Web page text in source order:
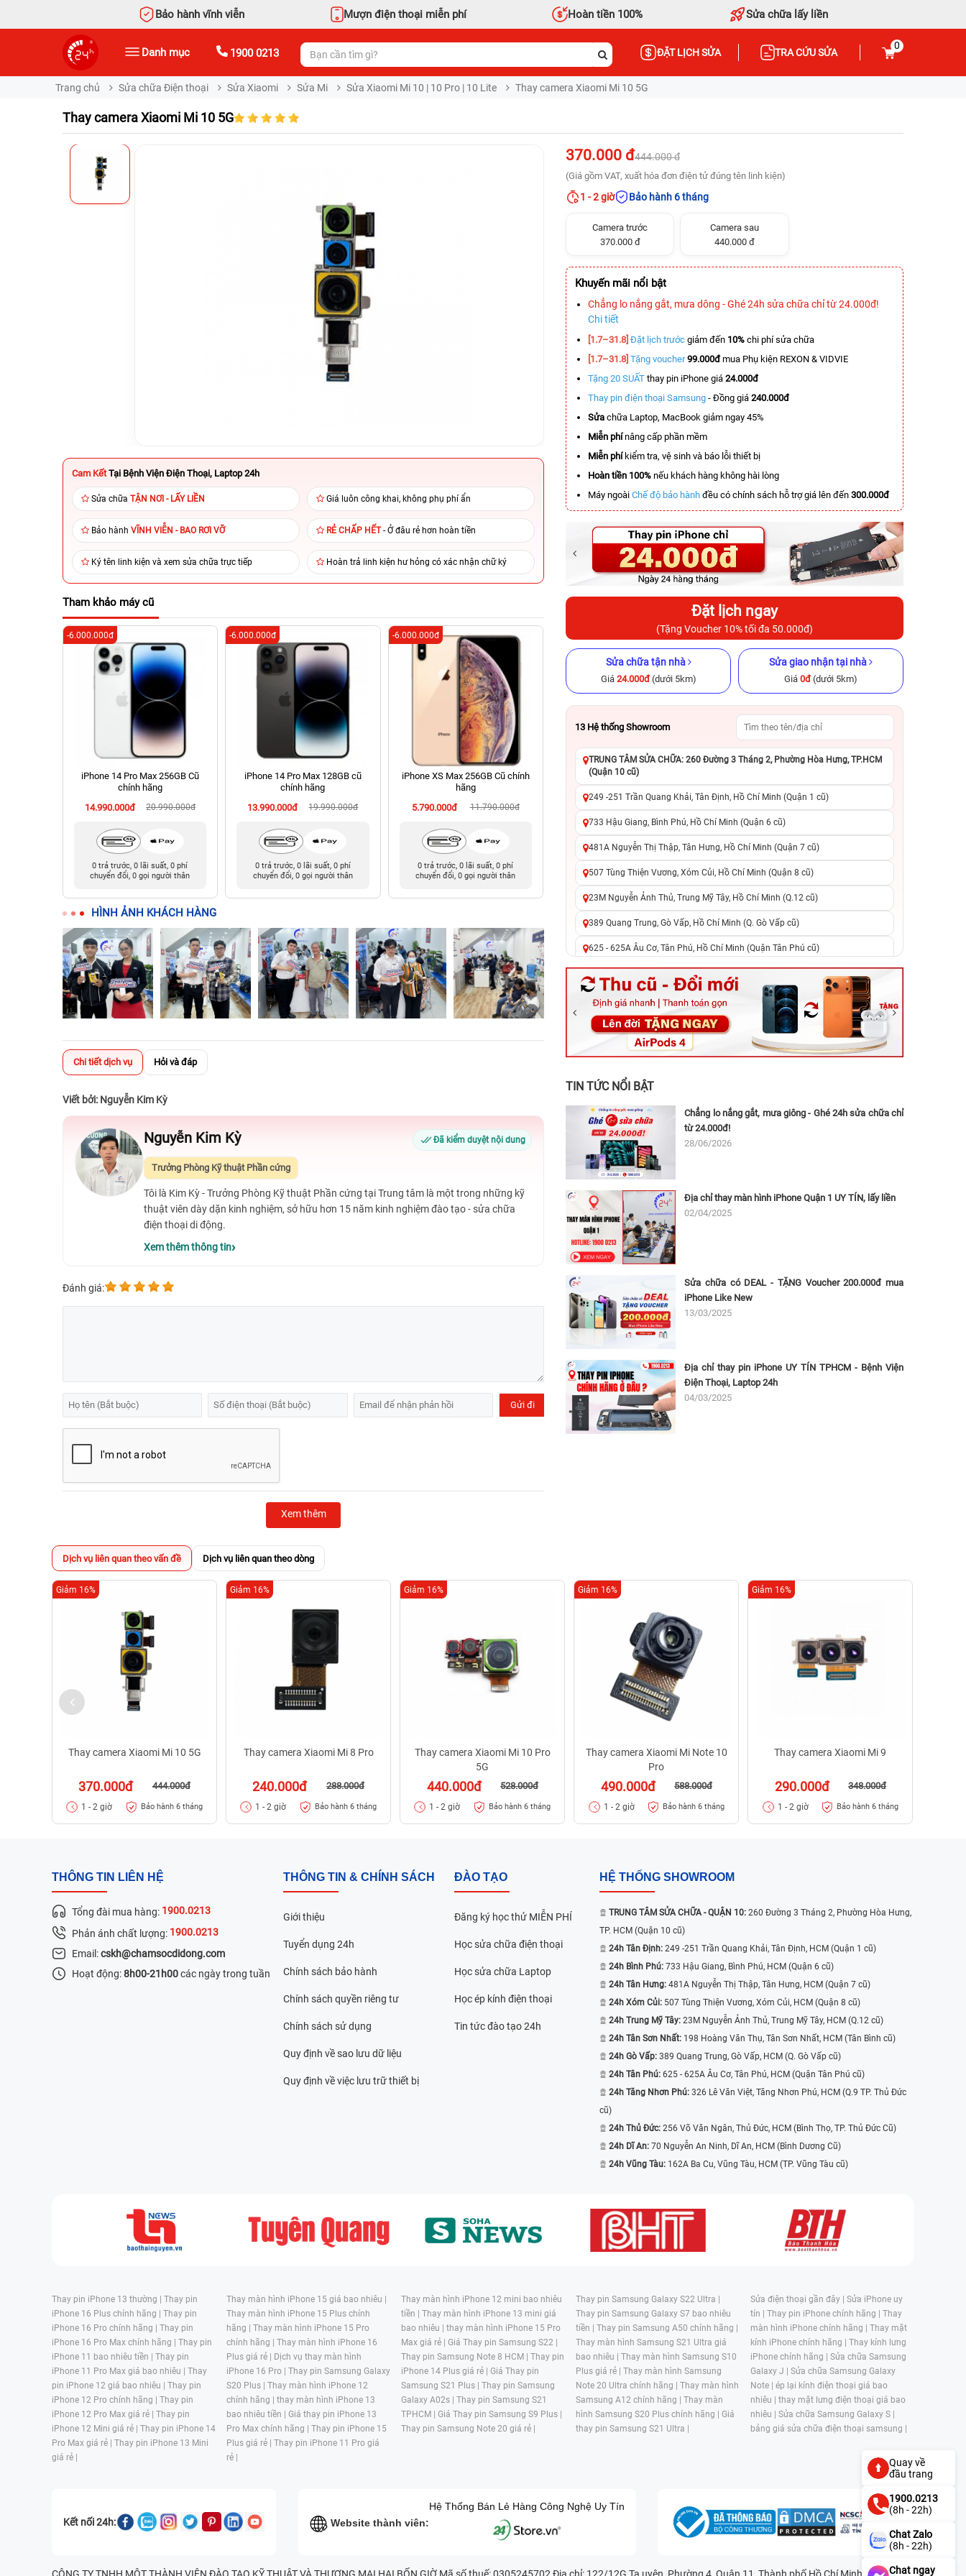
Bảo hành vĩnh viễn Mượn điện thoại miễn phí Hoàn tiền 100% Sửa chữa lấy liền
Danh mục 1900 0213 ĐẶT LỊCH SỬA TRA CỨU SỬA
0
Trang chủ Sửa chữa Điện thoại Sửa Xiaomi Sửa Mi Sửa Xiaomi Mi 10 | 10 Pro | 10 Lite Thay camera Xiaomi Mi 10 5G
Thay camera Xiaomi Mi 10 5G
Cam Kết Tại Bệnh Viện Điện Thoại, Laptop 24h
Sửa chữa TẬN NƠI - LẤY LIỀN Giá luôn công khai, không phụ phí ẩn
Bảo hành VĨNH VIỄN - BAO RƠI VỠ RẺ CHẤP HẾT- Ở đâu rẻ hơn hoàn tiền
Ký tên linh kiện và xem sửa chữa trực tiếp Hoàn trả linh kiện hư hỏng có xác nhận chữ ký
Tham khảo máy cũ
iPhone 14 Pro Max 256GB Cũ
chính hãng
14.990.000đ
20.990.000đ
-6.000.000đ
0 trả trước, 0 lãi suất, 0 phí
chuyển đổi, 0 gọi người thân
iPhone 14 Pro Max 128GB cũ
chính hãng
13.990.000đ
19.990.000đ
-6.000.000đ
0 trả trước, 0 lãi suất, 0 phí
chuyển đổi, 0 gọi người thân
iPhone XS Max 256GB Cũ chính
hãng
5.790.000đ
11.790.000đ
-6.000.000đ
0 trả trước, 0 lãi suất, 0 phí
chuyển đổi, 0 gọi người thân
iPhone XS 64GB Cũ chính hãng
3.590.000đ 9.790.000đ
-6.200.000đ
chuyển đổi, 0 gọi người thân
8.090.000đ 16.390.000đ
-8.300.000đ
chuyển đổi, 0 gọi người thân
-6.000.000đ
HÌNH ẢNH KHÁCH HÀNG
Chi tiết dịch vụ Hỏi và đáp
Viết bởi: Nguyễn Kim Kỳ
Nguyễn Kim Kỳ Đã kiểm duyệt nội dung
Trưởng Phòng Kỹ thuật Phần cứng
Tôi là Kim Kỳ - Trưởng Phòng Kỹ thuật Phần cứng tại Trung tâm là một trong những kỹ
thuật viên dày dặn kinh nghiệm, sở hữu hơn 15 năm kinh nghiệm đào tạo - sửa chữa
điện thoại di động.
Xem thêm thông tin
Đánh giá:
Xem thêm
370.000 đ444.000 đ
(Giá gồm VAT, xuất hóa đơn điện tử đúng tên linh kiện)
1 - 2 giờ Bảo hành 6 tháng
Camera trước
370.000 đ
Camera sau
440.000 đ
Khuyến mãi nổi bật
Chẳng lo nắng gắt, mưa dông - Ghé 24h sửa chữa chỉ từ 24.000đ!
Chi tiết
[1.7–31.8] Đặt lịch trước giảm đến 10% chi phí sửa chữa
[1.7–31.8] Tặng voucher 99.000đmua Phụ kiện REXON & VIDVIE
Tặng 20 SUẤT thay pin iPhone giá 24.000đ
Thay pin điện thoại Samsung - Đồng giá 240.000đ
Sửa chữa Laptop, MacBook giảm ngay 45%
Miễn phínâng cấp phần mềm
Miễn phíkiểm tra, vệ sinh và báo lỗi thiết bị
Hoàn tiền 100% nếu khách hàng không hài lòng
Máy ngoài Chế độ bảo hành đều có chính sách hỗ trợ giá lên đến 300.000đ
Đặt lịch ngay
(Tặng Voucher 10% tối đa 50.000đ)
Sửa chữa tận nhà
Giá 24.000đ(dưới 5km)
Sửa giao nhận tại nhà
Giá 0đ(dưới 5km)
13 Hệ thống Showroom
TRUNG TÂM SỬA CHỮA: 260 Đường 3 Tháng 2, Phường Hòa Hưng, TP.HCM
(Quận 10 cũ)
249 -251 Trần Quang Khải, Tân Định, Hồ Chí Minh (Quận 1 cũ)
733 Hậu Giang, Bình Phú, Hồ Chí Minh (Quận 6 cũ)
481A Nguyễn Thị Thập, Tân Hưng, Hồ Chí Minh (Quận 7 cũ)
507 Tùng Thiện Vương, Xóm Củi, Hồ Chí Minh (Quận 8 cũ)
23M Nguyễn Ảnh Thủ, Trung Mỹ Tây, Hồ Chí Minh (Q.12 cũ)
389 Quang Trung, Gò Vấp, Hồ Chí Minh (Q. Gò Vấp cũ)
625 - 625A Âu Cơ, Tân Phú, Hồ Chí Minh (Quận Tân Phú cũ)
326 Lê Văn Việt, Tăng Nhơn Phú, Hồ Chí Minh (Q.9 TP. Thủ Đức cũ)
256 Võ Văn Ngân, Thủ Đức, Hồ Chí Minh (Bình Thọ, TP. Thủ Đức Cũ)
70 Nguyễn An Ninh, Dĩ An, Hồ Chí Minh (Bình Dương Cũ)
24h Vũng Tàu: 162A Ba Cu, Vũng Tàu, Hồ Chí Minh (TP. Vũng Tàu cũ)
TIN TỨC NỔI BẬT
Chẳng lo nắng gắt, mưa giông - Ghé 24h sửa chữa chỉ
từ 24.000đ!
28/06/2026
Địa chỉ thay màn hình iPhone Quận 1 UY TÍN, lấy liền
02/04/2025
Sửa chữa có DEAL - TẶNG Voucher 200.000đ mua
iPhone Like New
13/03/2025
Địa chỉ thay pin iPhone UY TÍN TPHCM - Bệnh Viện
Điện Thoại, Laptop 24h
04/03/2025
Dịch vụ liên quan theo vấn đề Dịch vụ liên quan theo dòng
Thay camera Xiaomi Mi 10 5G
370.000đ 444.000đ
Giảm 16%
1 - 2 giờ Bảo hành 6 tháng
Thay camera Xiaomi Mi 8 Pro
240.000đ 288.000đ
Giảm 16%
1 - 2 giờ Bảo hành 6 tháng
Thay camera Xiaomi Mi 10 Pro
5G
440.000đ 528.000đ
Giảm 16%
1 - 2 giờ Bảo hành 6 tháng
Thay camera Xiaomi Mi Note 10
Pro
490.000đ 588.000đ
Giảm 16%
1 - 2 giờ Bảo hành 6 tháng
Thay camera Xiaomi Mi 9
290.000đ 348.000đ
Giảm 16%
1 - 2 giờ Bảo hành 6 tháng
THÔNG TIN LIÊN HỆ
Tổng đài mua hàng: 1900.0213
Phản ánh chất lượng: 1900.0213
Email:cskh@chamsocdidong.com
Hoạt động:8h00-21h00các ngày trong tuần
THÔNG TIN & CHÍNH SÁCH
Giới thiệu
Tuyển dụng 24h
Chính sách bảo hành
Chính sách quyền riêng tư
Chính sách sử dụng
Quy định về sao lưu dữ liệu
Quy định về việc lưu trữ thiết bị
ĐÀO TẠO
Đăng ký học thử MIỄN PHÍ
Học sửa chữa điện thoại
Học sửa chữa Laptop
Học ép kính điện thoại
Tin tức đào tạo 24h
HỆ THỐNG SHOWROOM
TRUNG TÂM SỬA CHỮA - QUẬN 10: 260 Đường 3 Tháng 2, Phường Hòa Hưng,
TP. HCM (Quận 10 cũ)
24h Tân Định: 249 -251 Trần Quang Khải, Tân Định, HCM (Quận 1 cũ)
24h Bình Phú: 733 Hậu Giang, Bình Phú, HCM (Quận 6 cũ)
24h Tân Hưng: 481A Nguyễn Thị Thập, Tân Hưng, HCM (Quận 7 cũ)
24h Xóm Củi: 507 Tùng Thiện Vương, Xóm Củi, HCM (Quận 8 cũ)
24h Trung Mỹ Tây: 23M Nguyễn Ảnh Thủ, Trung Mỹ Tây, HCM (Q.12 cũ)
24h Tân Sơn Nhất: 198 Hoàng Văn Thụ, Tân Sơn Nhất, HCM (Tân Bình cũ)
24h Gò Vấp: 389 Quang Trung, Gò Vấp, HCM (Q. Gò Vấp cũ)
24h Tân Phú: 625 - 625A Âu Cơ, Tân Phú, HCM (Quận Tân Phú cũ)
24h Tăng Nhơn Phú: 326 Lê Văn Việt, Tăng Nhơn Phú, HCM (Q.9 TP. Thủ Đức
cũ)
24h Thủ Đức: 256 Võ Văn Ngân, Thủ Đức, HCM (Bình Thọ, TP. Thủ Đức Cũ)
24h Dĩ An: 70 Nguyễn An Ninh, Dĩ An, HCM (Bình Dương Cũ)
24h Vũng Tàu: 162A Ba Cu, Vũng Tàu, HCM (TP. Vũng Tàu cũ)
Thay pin iPhone 13 thường | Thay pin
iPhone 16 Plus chính hãng | Thay pin
iPhone 16 Pro chính hãng | Thay pin
iPhone 16 Pro Max chính hãng | Thay pin
iPhone 11 bao nhiêu tiền | Thay pin
iPhone 11 Pro Max giá bao nhiêu | Thay
pin iPhone 12 giá bao nhiêu | Thay pin
iPhone 12 Pro chính hãng | Thay pin
iPhone 12 Pro Max giá rẻ | Thay pin
iPhone 12 Mini giá rẻ | Thay pin iPhone 14
Pro Max giá rẻ | Thay pin iPhone 13 Mini
giá rẻ |
Thay màn hình iPhone 15 giá bao nhiêu |
Thay màn hình iPhone 15 Plus chính
hãng | Thay màn hình iPhone 15 Pro
chính hãng | Thay màn hình iPhone 16
Plus giá rẻ | Dịch vụ thay màn hình
iPhone 16 Pro | Thay pin Samsung Galaxy
S20 Plus | Thay màn hình iPhone 12
chính hãng | thay màn hình iPhone 13
bao nhiêu tiền | Giá thay pin iPhone 13
Pro Max chính hãng | Thay pin iPhone 15
Plus giá rẻ | Thay pin iPhone 11 Pro giá
rẻ |
Thay màn hình iPhone 12 mini bao nhiêu
tiền | Thay màn hình iPhone 13 mini giá
bao nhiêu | thay màn hình iPhone 15 Pro
Max giá rẻ | Giá Thay pin Samsung S22 |
Thay pin Samsung Note 8 HCM | Thay pin
iPhone 14 Plus giá rẻ | Giá Thay pin
Samsung S21 Plus | Thay pin Samsung
Galaxy A02s | Thay pin Samsung S21
TPHCM | Giá Thay pin Samsung S9 Plus |
Thay pin Samsung Note 20 giá rẻ |
Thay pin Samsung Galaxy S22 Ultra |
Thay pin Samsung Galaxy S7 bao nhiêu
tiền | Thay pin Samsung A50 chính hãng |
Thay màn hình Samsung S21 Ultra giá
bao nhiêu | Thay màn hình Samsung S10
Plus giá rẻ | Thay màn hình Samsung
Note 20 Ultra chính hãng | Thay màn hình
Samsung A12 chính hãng | Thay màn
hình Samsung S20 Plus chính hãng | Giá
thay pin Samsung S21 Ultra |
Sửa điện thoại gần đây | Sửa iPhone uy
tín | Thay pin iPhone chính hãng | Thay
màn hình iPhone chính hãng | Thay mặt
kính iPhone chính hãng | Thay kính lưng
iPhone chính hãng | Sửa chữa Samsung
Galaxy J | Sửa chữa Samsung Galaxy
Note | ép lại kính điện thoại giá bao
nhiêu | thay mặt lưng điện thoại giá bao
nhiêu | Sửa chữa Samsung Galaxy S |
bảng giá sửa chữa điện thoại samsung |
Kết nối 24h: Website thành viên:
Hệ Thống Bán Lẻ Hàng Công Nghệ Uy Tín
CÔNG TY TNHH MỘT THÀNH VIÊN ĐÀO TẠO KỸ THUẬT VÀ THƯƠNG MẠI HAI BỐN GIỜ Mã số thuế: 0305245702 Địa chỉ: 122/12G Tạ uyên, Phường 4, Quận 11, Thành phố Hồ Chí Minh, Việt Nam
Quay về
đầu trang
1900.0213
(8h - 22h)
Chat Zalo
(8h - 22h)
Chat ngay